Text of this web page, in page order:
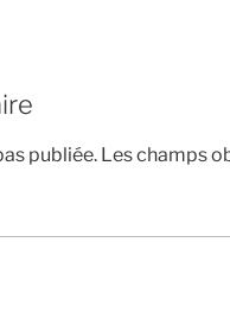
publiée. Les champs